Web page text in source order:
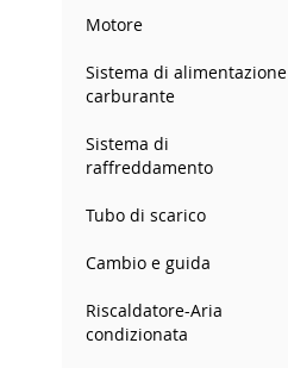
Motore
Sistema di alimentazione
carburante
Sistema di
raffreddamento
Tubo di scarico
Cambio e guida
Riscaldatore-Aria
condizionata